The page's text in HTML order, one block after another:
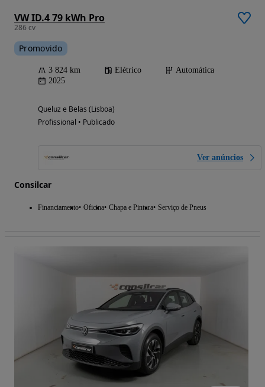
VW ID.4 79 kWh Pro
286 cv
Promovido
3 824 km Elétrico
Automática
2025
Queluz e Belas (Lisboa)
Profissional • Publicado
Ver anúncios
Consilcar
Financiamento Oficina Chapa e Pintura Serviço de Pneus